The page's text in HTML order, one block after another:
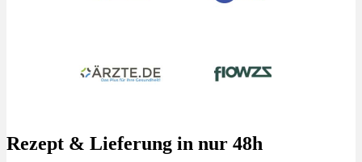
Rezept & Lieferung in nur 48h